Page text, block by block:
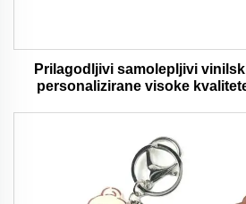
Prilagodljivi samolepljivi
personalizirane visoke